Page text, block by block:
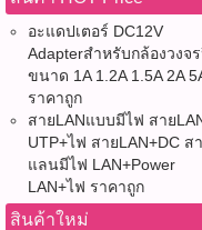
อะแดปเตอร์ DC12V
Adapterสำหรับกล้องวงจ
ขนาด 1A 1.2A 1.5A 2A
ราคาถูก
สายLANแบบมีไฟ สาย
UTP+ไฟ สายLAN+DC ส
แลนมีไฟ LAN+Power
LAN+ไฟ ราคาถูก
สินค้าใหม่